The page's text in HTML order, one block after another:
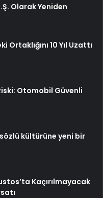
Olarak Yeniden
Ortaklığını 10 Yıl Uzattı
Otomobil Güvenli
kültürüne yeni bir
Kaçırılmayacak